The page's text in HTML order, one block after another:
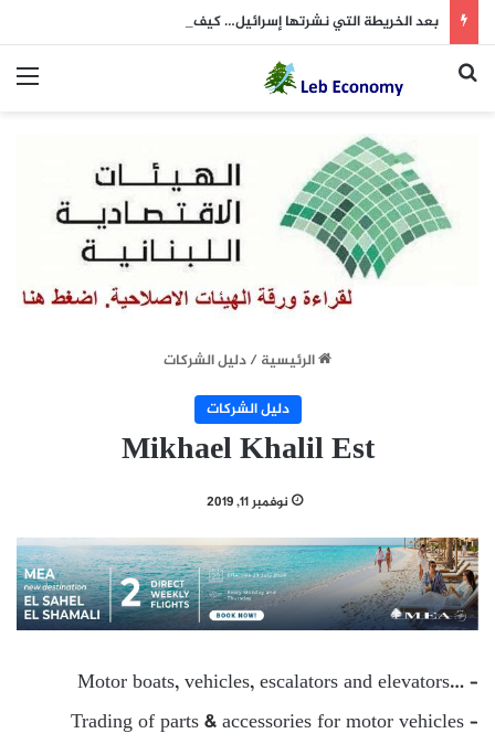
بعد الخريطة التي نشرتها إسرائيل… كيف علّق “الحزب”؟
بحث عن
الرئيسية/دليل الشركات
دليل الشركات
Mikhael Khalil Est
نوفمبر 11, 2019
Motor boats, vehicles, escalators and elevators… –
Trading of parts & accessories for motor vehicles –